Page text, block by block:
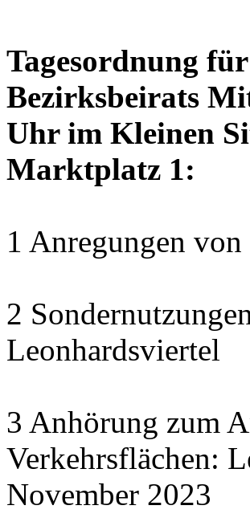
Tagesordnung
Bezirksbeirats
Uhr im Kleinen
Marktplatz 1:
1 Anregungen
2
Leonhardsviertel
3 Anhörung zum
Verkehrsflächen:
November 2023